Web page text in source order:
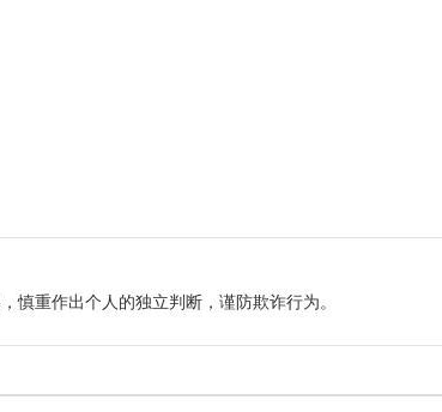
慎重作出个人的独立判断，谨防欺诈行为。